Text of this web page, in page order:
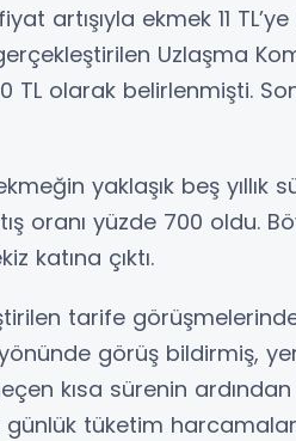
artışıyla ekmek 11
Uzlaşma
TL olarak belirlenmişti.
yaklaşık beş yıllık
oranı yüzde 700 oldu.
katına çıktı.
tarife
yönünde görüş bildirmiş,
kısa sürenin
tüketim